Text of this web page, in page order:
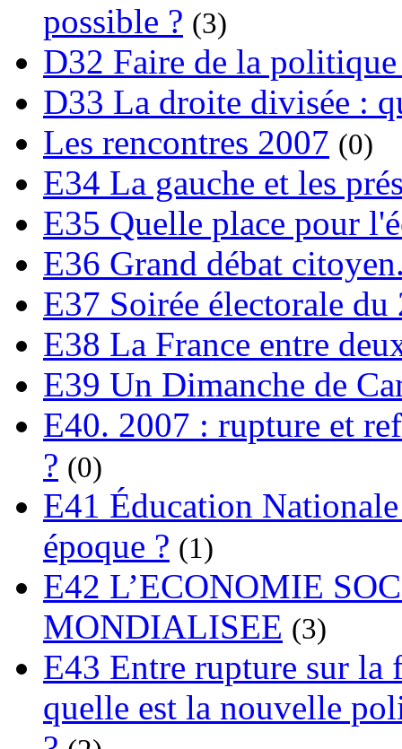
possible ? (3)
D32 Faire de la
D33 La droite divisée :
Les rencontres 2007 (0)
E34 La gauche et les
E35 Quelle place pour
E36 Grand débat
E37 Soirée électorale
E38 La France entre
E39 Un Dimanche de
E40. 2007 : rupture et
? (0)
E41 Éducation
époque ? (1)
E42 L’ECONOMIE
MONDIALISEE (3)
E43 Entre rupture sur
quelle est la nouvelle